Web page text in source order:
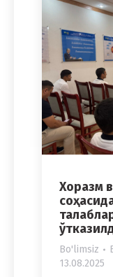
Хоразм
Bo'limsiz
13.08.2025